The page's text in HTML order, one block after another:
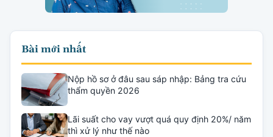
Bài mới nhất
Nộp hồ sơ ở đâu sau sáp nhập: Bảng tra cứu
thẩm quyền 2026
Lãi suất cho vay vượt quá quy định 20%/ năm
thì xử lý như thế nào